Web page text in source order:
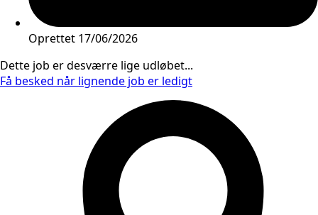
Oprettet 17/06/2026
Dette job er desværre lige udløbet...
Få besked når lignende job er ledigt